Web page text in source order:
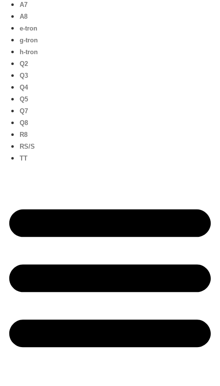
A7
A8
e-tron
g-tron
h-tron
Q2
Q3
Q4
Q5
Q7
Q8
R8
RS/S
TT